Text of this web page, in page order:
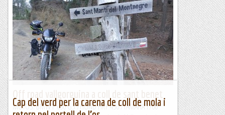
DISSABTE, 13 DE GENER Aquesta setmana per imperatiu
familiar em toca sortir el dissabte i donat que les
temperatures encara son baixes, escollim quedar-nos per la
zona,...
Els Visas
MOTOS: BMW F 650 GS /HOND HRF 450 /YAMAHA T700
Cap del verd per la carena de coll de mola i